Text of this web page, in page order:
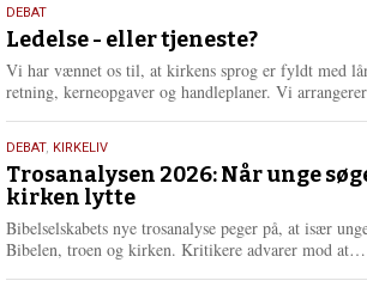
e
r
e
10.
juni
2026
DEBAT
Ledelse - eller tjeneste?
Vi har vænnet os til, at kirkens sprog er fyldt med
retning, kerneopgaver og handleplaner. Vi
2.
juni
2026
DEBAT, KIRKELIV
Trosanalysen 2026: Når unge
kirken lytte
Bibelselskabets nye trosanalyse peger på, at især
Bibelen, troen og kirken. Kritikere advarer mod at…